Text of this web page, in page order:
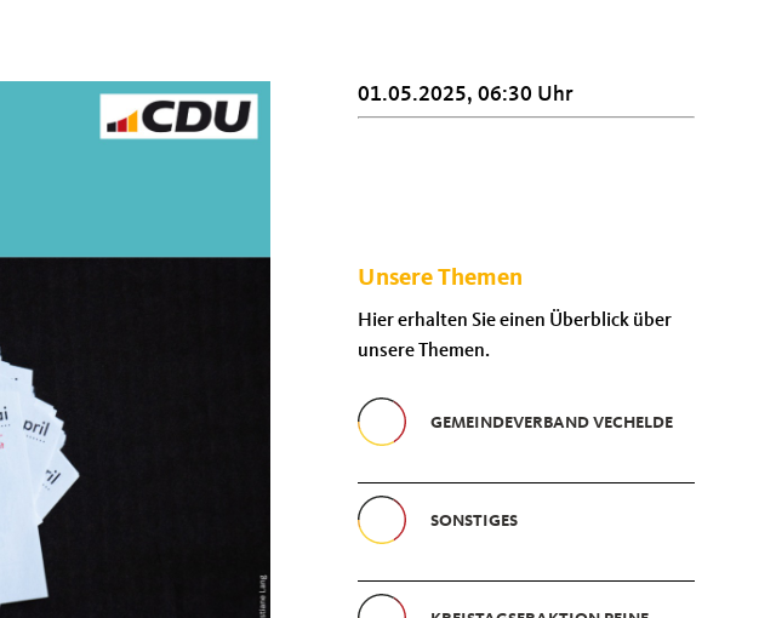
01.05.2025, 06:30 Uhr
Unsere Themen
Hier erhalten Sie einen Überblick über
unsere Themen.
GEMEINDEVERBAND VECHELDE
SONSTIGES